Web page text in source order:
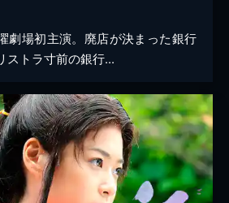
劇場初主演。廃店が決まった銀行
ストラ寸前の銀行...